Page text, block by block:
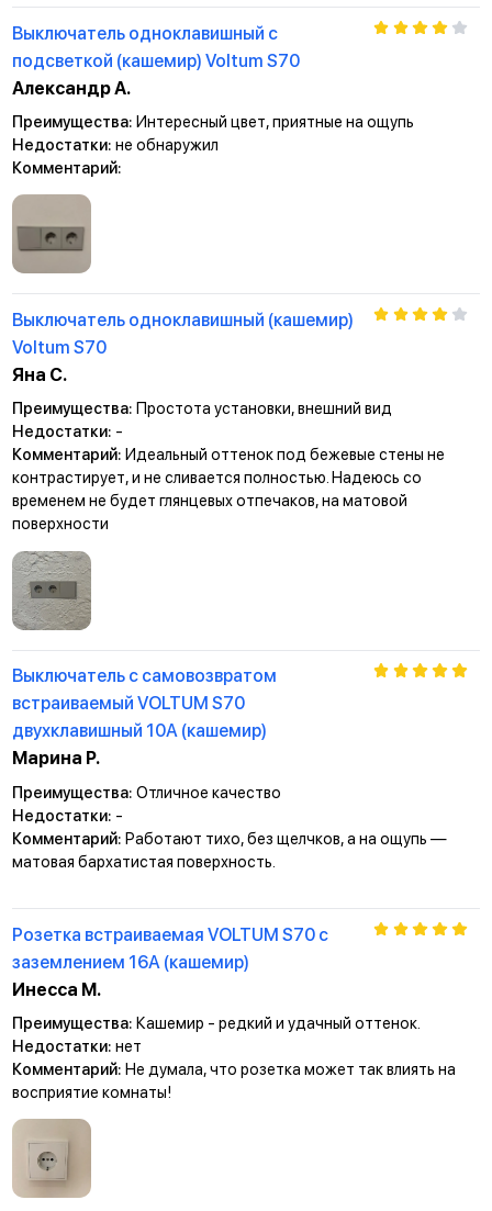
Выключатель одноклавишный с
подсветкой (кашемир) Voltum S70
Александр А.
Преимущества: Интересный цвет, приятные на ощупь
Недостатки: не обнаружил
Комментарий:
Выключатель одноклавишный (кашемир)
Voltum S70
Яна С.
Преимущества: Простота установки, внешний вид
Недостатки: -
Комментарий: Идеальный оттенок под бежевые стены не
контрастирует, и не сливается полностью. Надеюсь со
временем не будет глянцевых отпечаков, на матовой
поверхности
Выключатель с самовозвратом
встраиваемый VOLTUM S70
двухклавишный 10А (кашемир)
Марина Р.
Преимущества: Отличное качество
Недостатки: -
Комментарий: Работают тихо, без щелчков, а на ощупь —
матовая бархатистая поверхность.
Розетка встраиваемая VOLTUM S70 с
заземлением 16А (кашемир)
Инесса М.
Преимущества: Кашемир - редкий и удачный оттенок.
Недостатки: нет
Комментарий: Не думала, что розетка может так влиять на
восприятие комнаты!